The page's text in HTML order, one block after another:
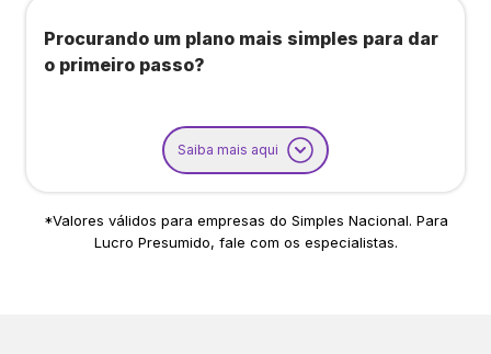
Procurando um plano mais simples para dar
o primeiro passo?
Saiba mais aqui
*Valores válidos para empresas do Simples Nacional. Para
Lucro Presumido, fale com os especialistas.